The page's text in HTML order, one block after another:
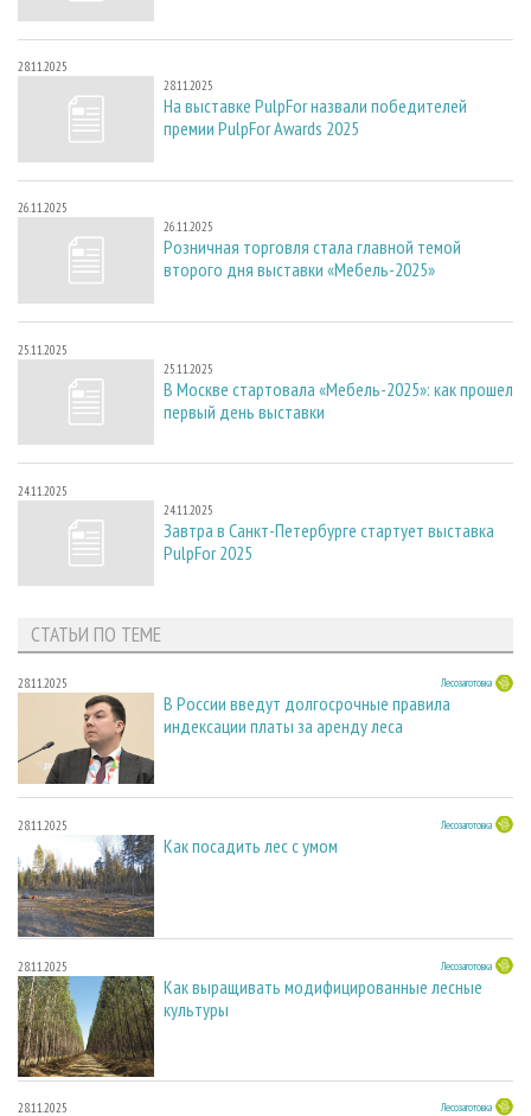
28.11.2025
28.11.2025
На выставке PulpFor назвали победителей
премии PulpFor Awards 2025
26.11.2025
26.11.2025
Розничная торговля стала главной темой
второго дня выставки «Мебель-2025»
25.11.2025
25.11.2025
В Москве стартовала «Мебель-2025»: как прошел
первый день выставки
24.11.2025
24.11.2025
Завтра в Санкт-Петербурге стартует выставка
PulpFor 2025
СТАТЬИ ПО ТЕМЕ
28.11.2025 Лесозаготовка
В России введут долгосрочные правила
индексации платы за аренду леса
28.11.2025 Лесозаготовка
Как посадить лес с умом
28.11.2025 Лесозаготовка
Как выращивать модифицированные лесные
культуры
28.11.2025 Лесозаготовка